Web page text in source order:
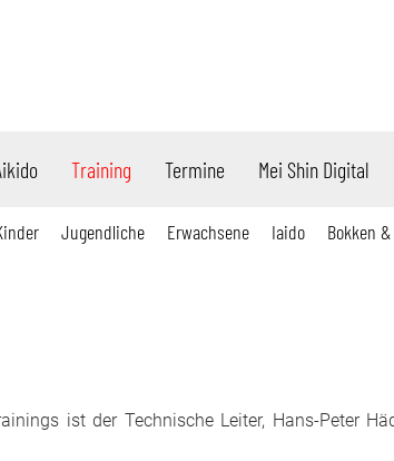
Training Termine Mei Shin Digital
Jugendliche Erwachsene Iaido Bokken
ist der Technische Leiter, Hans-Peter